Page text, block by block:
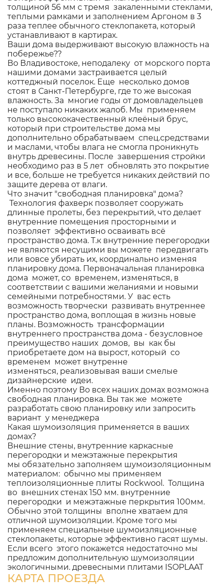
толщиной 56 мм с тремя закаленными стеклами,
теплыми рамками и заполнением Аргоном в 3
раза теплее обычного стеклопакета, который
устанавливают в картирах.
Ваши дома выдерживают высокую влажность на
побережье??
Во Владивостоке, неподалеку от морского порта
нашими домами застраивается целый
коттеджный поселок. Еще несколько домов
стоят в Санкт-Петербурге, где то же высокая
влажность. За многие годы от домовладельцев
не поступало никаких жалоб. Мы применяем
только высококачественный клеёный брус,
который при строительстве дома мы
дополнительно обрабатываем спец.средствами
и маслами, чтобы влага не смогла проникнуть
внутрь древесины. После завершения стройки
необходимо раз в 5 лет обновлять это покрытие
и все, больше не требуется никаких действий по
защите дерева от влаги.
Что значит "свободная планировка" дома?
Технология фахверк позволяет сооружать
длинные пролеты, без перекрытий, что делает
внутренние помещения просторными и
позволяет эффективно осваивать всё
пространство дома. Т.к внутренние перегородки
не являются несущими вы можете передвигать
или вовсе убирать их, координально изменяя
планировку дома. Первоначальная планировка
дома может, со временем, изменяться, в
соответствии с вашими желаниями и новыми
семейными потребностями. У вас есть
возможность творчески развивать внутреннее
пространство дома, воплощая в жизнь новые
планы. Возможность трансформации
внутреннего пространства дома - безусловное
преимущество наших домов, вы как бы
приобретаете дом на вырост, который со
временем может внутренне
изменяться, реализовывая ваши смелые
дизайнерские идеи.
Именно поэтому Во всех наших домах возможна
свободная планировка. Вы так же можете
разработать свою планировку или запросить
вариант у менеджера
Какая шумоизоляция применяется в ваших
домах?
Внешние стены, внутренние каркасные
перегородки и межэтажные перекрытия
мы обязательно заполняем шумоизоляционным
материалом: обычно мы применяем
теплоизоляционные плиты Rockwool. Толщина
во внешних стенах 150 мм. внутренние
перегородки и межэтажные перкрытия 100мм.
Обычно этой толщины вполне хватаем для
отличной шумоизоляции. Кроме того мы
применяем специальные шумоизляционные
стеклопакеты, которые эффективно гасят шумы.
Если всего этого покажется недостаточно мы
предложим дополнительную шумоизоляции
экологичными. древесными плитами ISOPLAAT
КАРТА ПРОЕЗДА